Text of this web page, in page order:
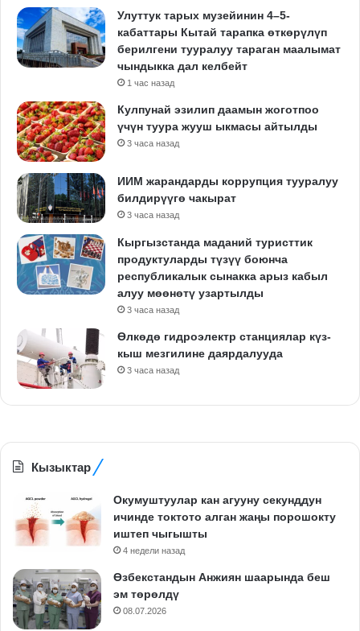
Улуттук тарых музейинин 4–5-
кабаттары Кытай тарапка өткөрүлүп
берилгени тууралуу тараган маалымат
чындыкка дал келбейт
1 час назад
Кулпунай эзилип даамын жоготпоо
үчүн туура жууш ыкмасы айтылды
3 часа назад
ИИМ жарандарды коррупция тууралуу
билдирүүгө чакырат
3 часа назад
Кыргызстанда маданий туристтик
продуктуларды түзүү боюнча
республикалык сынакка арыз кабыл
алуу мөөнөтү узартылды
3 часа назад
Өлкөдө гидроэлектр станциялар күз-
кыш мезгилине даярдалууда
3 часа назад
Кызыктар
Окумуштуулар кан агууну секунддун
ичинде токтото алган жаңы порошокту
иштеп чыгышты
4 недели назад
Өзбекстандын Анжиян шаарында беш
эм төрөлдү
08.07.2026